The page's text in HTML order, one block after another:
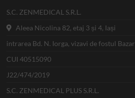
S.C. ZENMEDICAL S.R.L.
Aleea Nicolina 82, etaj 3 și 4, Iași
intrarea Bd. N. Iorga, vizavi de fostul Bazar
CUI 40515090
J22/474/2019
S.C. ZENMEDICAL PLUS S.R.L.